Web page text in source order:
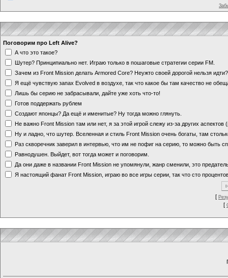
Поговорим про Left Alive?
А что это такое?
Шутер? Принципиально нет. Играю только в пошаговые стратегии серии FM.
Зачем из Front Mission делать Armored Core? Неужто своей дорогой нельзя
Я ещё чувствую запах Evolved в воздухе, так что какое бы там качество не
Лишь бы серию не забрасывали, дайте уже хоть что-то!
Готов поддержать рублем
Создают японцы? Да ещё и именитые? Ну тогда можно глянуть.
Не важно Front Mission там или нет, я за этой игрой слежу из-за других аспектов
Ну и ладно, что шутер. Вселенная и стиль Front Mission очень богаты, там
Раз скворечник заверил в интервью, что им не пофиг на серию, то можно быть
Равнодушен. Выйдет, вот тогда может и поговорим.
Да они даже в названии Front Mission не упомянули, жанр сменили, это
Я настоящий фанат Front Mission, играю во все игры серии, так что сто
[
[